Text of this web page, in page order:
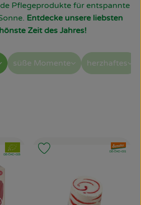
Pflegeprodukte für entspannte
Entdecke unsere liebsten
Zeit des Jahres!
süße Momente herzhaftes
, Verband:
, Kontrollstelle:
DE-ÖKO-005
hinzufügen
, Verband:
, Kontrollstelle:
DE-ÖKO-001
Produkt zu Favouriten